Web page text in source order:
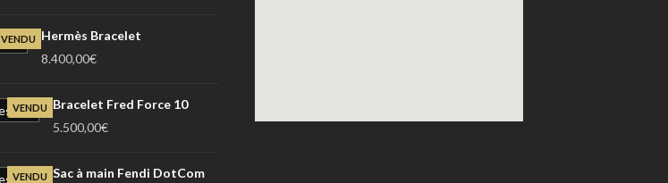
VENDU
Hermès Bracelet
8.400,00€
VENDU
Bracelet Fred Force 10
5.500,00€
VENDU Sac à main Fendi DotCom